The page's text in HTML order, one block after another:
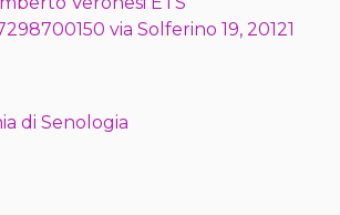
via Solferino 19, 20121
di Senologia